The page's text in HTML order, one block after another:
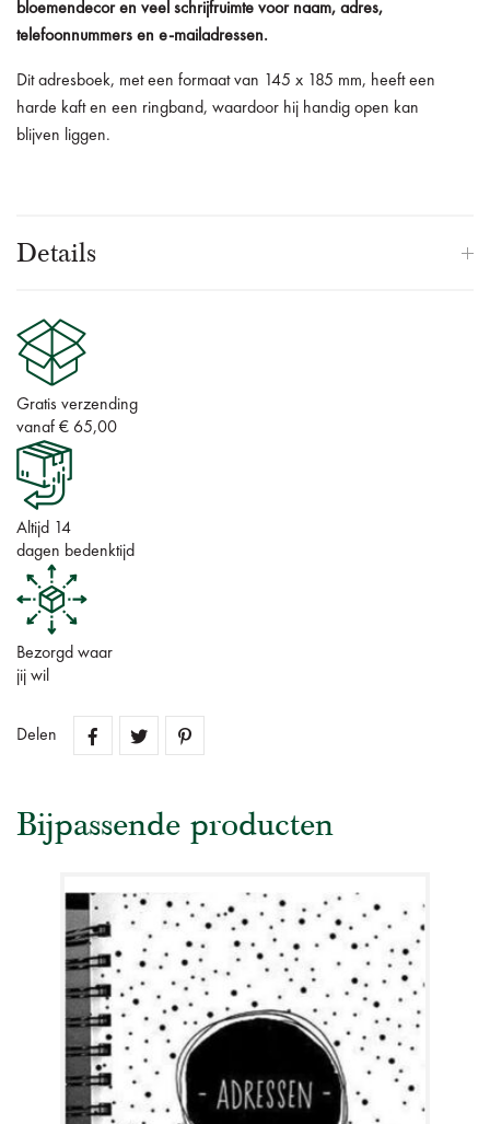
bloemendecor en veel schrijfruimte voor naam, adres,
telefoonnummers en e-mailadressen.
Dit adresboek, met een formaat van 145 x 185 mm, heeft een
harde kaft en een ringband, waardoor hij handig open kan
blijven liggen.
Details
Gratis verzending
vanaf € 65,00
Altijd 14
dagen bedenktijd
Bezorgd waar
jij wil
Delen
Bijpassende producten